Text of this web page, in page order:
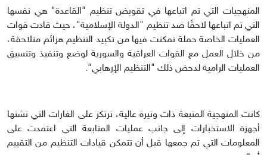
المنهجيات التي تم اتباعها في تقويض تنظيم "القاعدة" هي نفسها
التي تم اتباعها لاحقًا ضد تنظيم "الدولة الإسلامية"، حيث قادت قوات
العمليات الخاصة حملة تمكنت فيها من تكبيد التنظيم هزائم متلاحقة،
من خلال العمل مع القوات العراقية والسورية لوضع وتنفيذ وتنسيق
العمليات الرامية لدحض ذلك "التنظيم الإرهابي".
كانت المنهجية المتبعة ذات وتيرة عالية، ترتكز على الغارات التي تشنها
أجهزة الاستخبارات إلى جانب عمليات المتابعة التي اعتمدت على
المعلومات التي تم جمعها قبل أن تتمكن قيادات التنظيم من التقييم